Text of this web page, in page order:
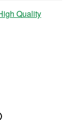
Quality